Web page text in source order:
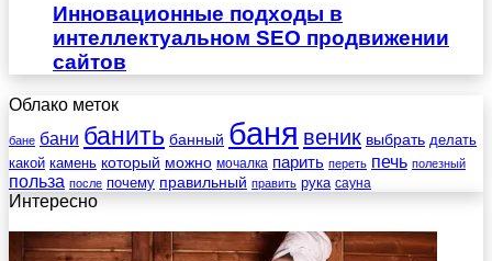
Инновационные подходы в
интеллектуальном SEO продвижении
сайтов
Облако меток
бане бани банить банный баня веник выбрать делать
какой камень который можно мочалка парить переть печь полезный
польза после почему правильный править рука сауна
Интересно